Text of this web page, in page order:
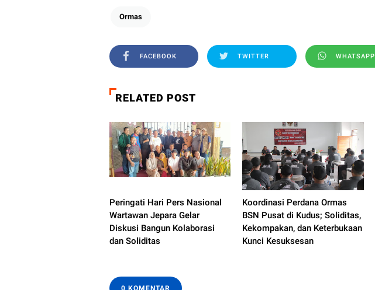
Ormas
FACEBOOK TWITTER WHATSAPP
RELATED POST
Peringati Hari Pers Nasional
Wartawan Jepara Gelar
Diskusi Bangun Kolaborasi
dan Soliditas
Koordinasi Perdana Ormas
BSN Pusat di Kudus; Soliditas,
Kekompakan, dan Keterbukaan
Kunci Kesuksesan
0 KOMENTAR